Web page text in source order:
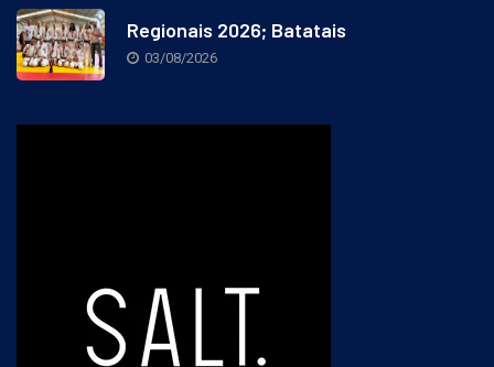
Regionais 2026; Batatais
03/08/2026